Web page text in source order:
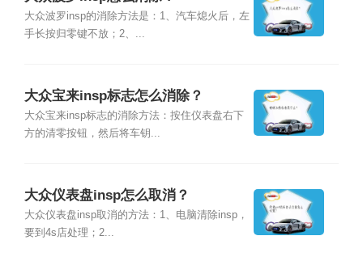
大众波罗insp的消除方法是：1、汽车熄火后，左
手长按归零键不放；2、...
大众宝来insp标志怎么消除？
大众宝来insp标志的消除方法：按住仪表盘右下
方的清零按钮，然后将车钥...
大众仪表盘insp怎么取消？
大众仪表盘insp取消的方法：1、电脑清除insp，
要到4s店处理；2...